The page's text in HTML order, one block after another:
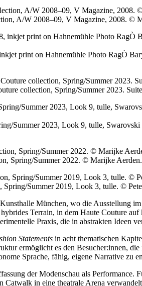
A/W 2008–09, V Magazine, 2008. ©
print on Hahnemühle Photo RagÒ
collection, Spring/Summer 2023.
Summer 2023, Look 9, tulle,
Spring/Summer 2022. © Marijke Aerden.
Spring/Summer 2019, Look 3, tulle. ©
München, wo die Ausstellung
Terrain, in dem Haute Couture
Praxis, die in abstrakten Ideen
Statements in acht thematischen
ermöglicht es den Besucher:innen,
Sprache, fähig, eigene Narrative
der Modenschau als
in eine theatrale Arena